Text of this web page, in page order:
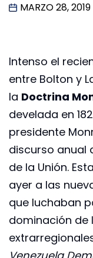
MARZO 28, 2019
Intenso el
entre Bolton y
la Doctrina
develada en
presidente
discurso anual
de la Unión.
ayer a las
que luchaban
dominación de